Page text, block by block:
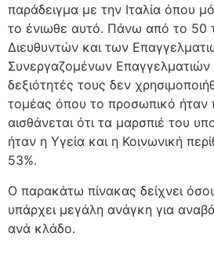
παράδειγμα με την Ιταλία όπου
το ένιωθε αυτό. Πάνω από το 50
Διευθυντών και των
Συνεργαζομένων Επαγγελματιών
δεξιότητές τους δεν
τομέας όπου το προσωπικό ήταν
αισθάνεται ότι τα μαρσπιέ του
ήταν η Υγεία και η Κοινωνική
53%.
Ο παρακάτω πίνακας δείχνει
υπάρχει μεγάλη ανάγκη για
ανά κλάδο.